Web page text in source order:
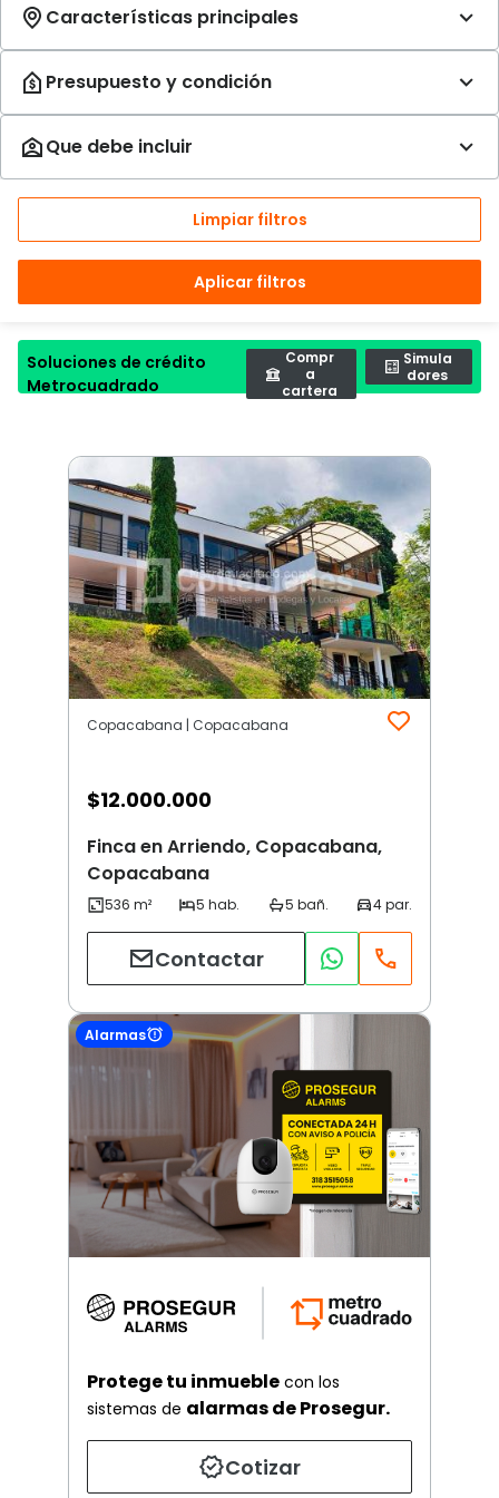
Limpiar filtros
Aplicar filtros
Soluciones de crédito
Metrocuadrado
Compr
a
cartera
Simula
dores
Copacabana | Copacabana
$12.000.000
Finca en Arriendo, Copacabana,
Copacabana
Contactar
Alarmas
Protege tu inmueble con los
sistemas de alarmas de Prosegur.
Cotizar